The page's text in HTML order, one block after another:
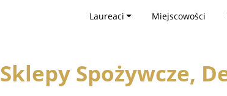
Laureaci Miejscowości
Sklepy Spożywcze,